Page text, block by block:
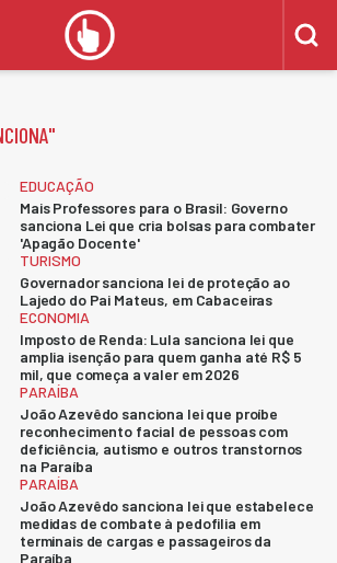
"
EDUCAÇÃO
Mais Professores para o Brasil: Governo
sanciona Lei que cria bolsas para combater
'Apagão Docente'
TURISMO
Governador sanciona lei de proteção ao
Lajedo do Pai Mateus, em Cabaceiras
ECONOMIA
Imposto de Renda: Lula sanciona lei que
amplia isenção para quem ganha até R$ 5
mil, que começa a valer em 2026
PARAÍBA
João Azevêdo sanciona lei que proíbe
reconhecimento facial de pessoas com
deficiência, autismo e outros transtornos
na Paraíba
PARAÍBA
João Azevêdo sanciona lei que estabelece
medidas de combate à pedofilia em
terminais de cargas e passageiros da
Paraíba